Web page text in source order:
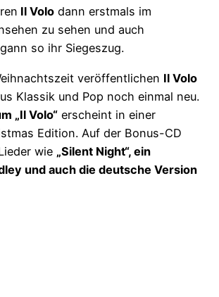
Il Volo dann erstmals im
zu sehen und auch
so ihr Siegeszug.
veröffentlichen Il Volo
Klassik und Pop noch einmal neu.
„Il Volo“ erscheint in einer
Edition. Auf der Bonus-CD
wie „Silent Night“, ein
und auch die deutsche Version